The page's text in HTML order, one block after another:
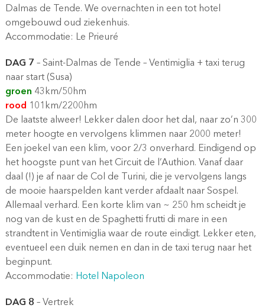
Dalmas de Tende. We overnachten in een tot hotel
omgebouwd oud ziekenhuis.
Accommodatie: Le Prieuré
DAG 7 – Saint-Dalmas de Tende – Ventimiglia + taxi terug
naar start (Susa)
groen 43km/50hm
rood 101km/2200hm
De laatste alweer! Lekker dalen door het dal, naar zo’n 300
meter hoogte en vervolgens klimmen naar 2000 meter!
Een joekel van een klim, voor 2/3 onverhard. Eindigend op
het hoogste punt van het Circuit de l’Authion. Vanaf daar
daal (!) je af naar de Col de Turini, die je vervolgens langs
de mooie haarspelden kant verder afdaalt naar Sospel.
Allemaal verhard. Een korte klim van ~ 250 hm scheidt je
nog van de kust en de Spaghetti frutti di mare in een
strandtent in Ventimiglia waar de route eindigt. Lekker eten,
eventueel een duik nemen en dan in de taxi terug naar het
beginpunt.
Accommodatie: Hotel Napoleon
DAG 8 – Vertrek